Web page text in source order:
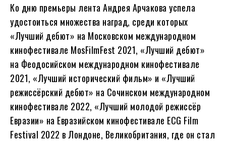
Ко дню премьеры лента Андрея Арчакова успела
удостоиться множества наград, среди которых
«Лучший дебют» на Московском международном
кинофестивале MosFilmFest 2021, «Лучший дебют»
на Феодосийском международном кинофестивале
2021, «Лучший исторический фильм» и «Лучший
режиссёрский дебют» на Сочинском международном
кинофестивале 2022, «Лучший молодой режиссёр
Евразии» на Евразийском кинофестивале ECG Film
Festival 2022 в Лондоне, Великобритания, где он стал